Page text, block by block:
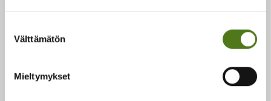
valinta
Välttämätön
Mieltymykset
Tietoa epilepsiasta
Ajankohtaista